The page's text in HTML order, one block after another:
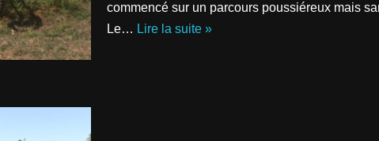
commencé sur un parcours poussiéreux mais
Le… Lire la suite »